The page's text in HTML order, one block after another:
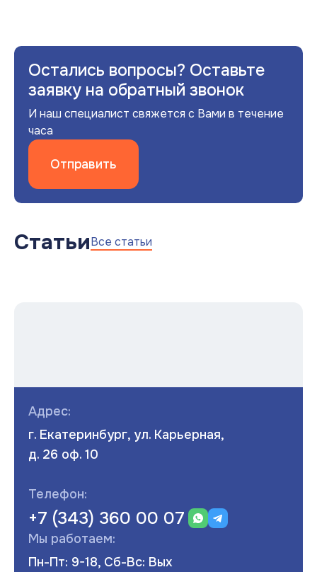
Остались вопросы? Оставьте
заявку на обратный звонок
И наш специалист свяжется с Вами в течение
часа
Отправить
СтатьиВсе статьи
Адрес:
г. Екатеринбург, ул. Карьерная,
д. 26 оф. 10
Телефон:
+7 (343) 360 00 07
Мы работаем:
Пн-Пт: 9-18, Сб-Вс: Вых